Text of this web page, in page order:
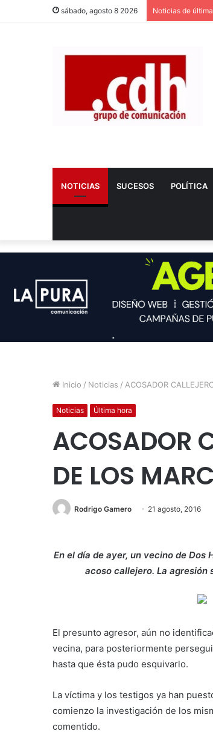
sábado, agosto 8 2026 Noticias de
NOTICIAS SUCESOS POLÍTICA
Inicio / Noticias / ACOSADOR
Noticias Última hora
ACOSADOR
DE LOS
Rodrigo Gamero 21 agosto, 2016
En el día de ayer, un vecino de
acoso callejero. La agresión
El presunto agresor, aún no
vecina, para posteriormente
hasta que ésta pudo esquivarlo.
La víctima y los testigos ya han
comienzo la investigación de los
comentido.